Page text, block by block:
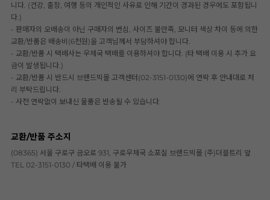
니다. (건강, 출장, 여행 등의 개인적인 사유로 인해 기간이 경과된 경우에도 포함됩니
다.)
- 판매자의 오배송이 아닌 구매자의 변심, 사이즈 불만족, 모니터 색상 차이 등에 의한
교환/반품은 배송비(6천원)을 고객님께서 부담하셔야 합니다.
- 교환/반품 시 택배사는 우체국 택배를 이용하셔야 합니다. (타 택배 이용 시 추가 요
금이 발생됩니다.)
- 교환/반품 시 반드시 브랜드빅몰 고객센터(02-3151-0130)에 연락 후 안내대로 처
리 부탁드립니다.
- 사전 연락없이 보내신 물품은 반송될 수 있습니다.
교환/반품 주소지
(08365) 서울 구로구 금오로 931, 구로우체국 소포실 브랜드빅몰 (주)더블트리 앞
TEL 02-3151-0130 / 타택배 이용 불가